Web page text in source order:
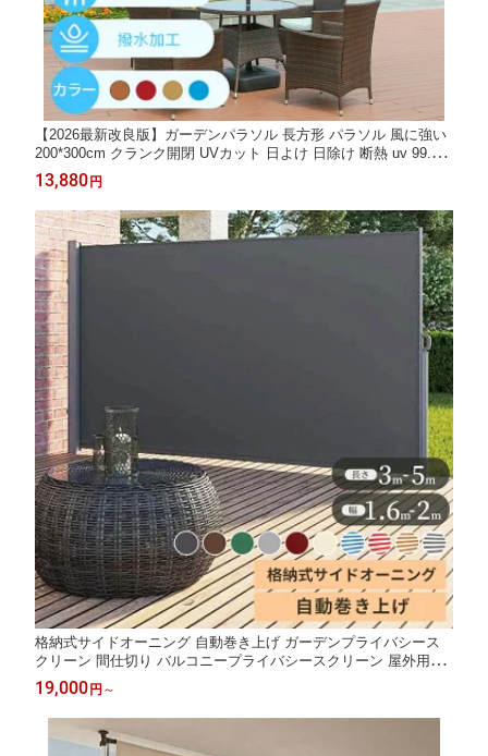
【2026最新改良版】ガーデンパラソル 長方形 パラソル 風に強い
200*300cm クランク開閉 UVカット 日よけ 日除け 断熱 uv 99.9%
カット 大型 遮光 雨ざらし アウトドア用 庭・ベランダ・公園・店
頭・運動会
13,880円
格納式サイドオーニング 自動巻き上げ ガーデンプライバシース
クリーン 間仕切り バルコニープライバシースクリーン 屋外用ス
クリーン 屋外用プライバシースクリーン ガーデンスクリーン
19,000円 ～